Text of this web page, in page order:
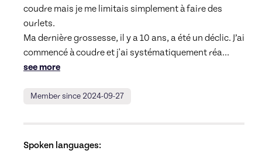
coudre mais je me limitais simplement à faire des
ourlets.
Ma dernière grossesse, il y a 10 ans, a été un déclic. J’ai
commencé à coudre et j'ai systématiquement réa...
see more
Member since 2024-09-27
Spoken languages: